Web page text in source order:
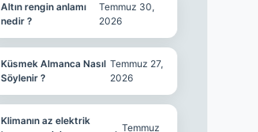
Altın rengin anlamı
nedir ?
Temmuz 30,
2026
Küsmek Almanca Nasıl
Söylenir ?
Temmuz 27,
2026
Klimanın az elektrik
Temmuz